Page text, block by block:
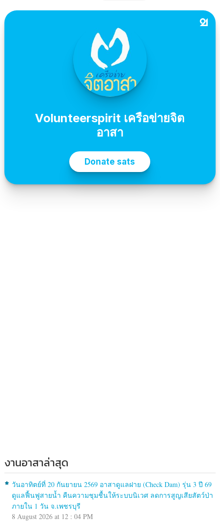
งานอาสาล่าสุด
วันอาทิตย์ที่ 20 กันยายน 2569 อาสาดูแลฝาย (Check Dam) รุ่น 3 ปี 69
ดูแลฟื้นฟูสายน้ำ คืนความชุมชื้นให้ระบบนิเวศ ลดการสูญเสียสัตว์ป่า
ภายใน 1 วัน จ.เพชรบุรี
8 August 2026 at 12 : 04 PM